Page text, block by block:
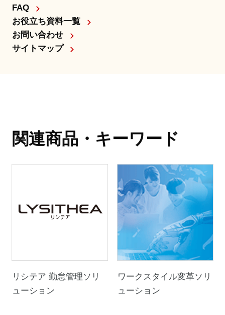
FAQ
お役立ち資料一覧
お問い合わせ
サイトマップ
関連商品・キーワード
リシテア 勤怠管理ソリ
ューション
ワークスタイル変革ソリ
ューション